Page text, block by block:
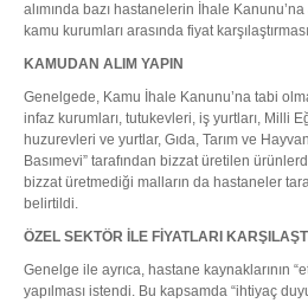
alımında bazı hastanelerin İhale
kamu kurumları arasında fiyat
KAMUDAN ALIM YAPIN
Genelgede, Kamu İhale Kanunu’na tabi
infaz kurumları, tutukevleri, iş yurtları, Milli
huzurevleri ve yurtlar, Gıda, Tarım ve
Basımevi” tarafından bizzat üretilen
bizzat üretmediği malların da hastaneler
belirtildi.
ÖZEL SEKTÖR İLE FİYATLARI
Genelge ile ayrıca, hastane kaynaklarının
yapılması istendi. Bu kapsamda “ihtiyaç